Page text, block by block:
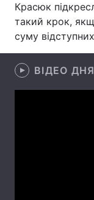
Техно і зв'язок
Зброя
Красюк
такий крок,
суму
ВІДЕО ДНЯ